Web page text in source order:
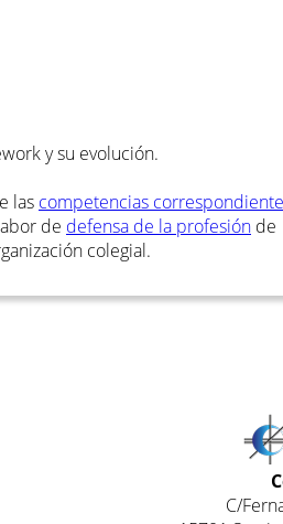
y su evolución.
las competencias
de defensa de la profesión de
colegial.
C/